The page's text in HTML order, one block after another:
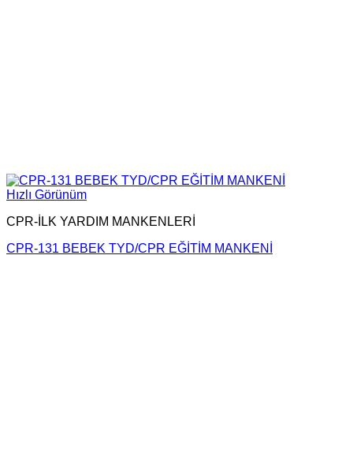
Hızlı Görünüm
CPR-İLK YARDIM MANKENLERİ
CPR-131 BEBEK TYD/CPR EĞİTİM MANKENİ